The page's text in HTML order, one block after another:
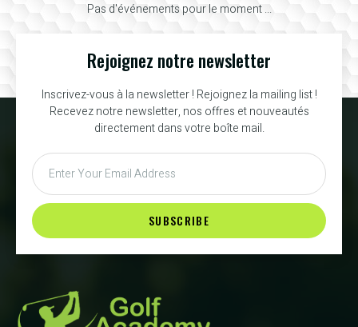
Pas d'événements pour le moment ...
Rejoignez notre newsletter
Inscrivez-vous à la newsletter ! Rejoignez la mailing list !
Recevez notre newsletter, nos offres et nouveautés
directement dans votre boîte mail.
SUBSCRIBE